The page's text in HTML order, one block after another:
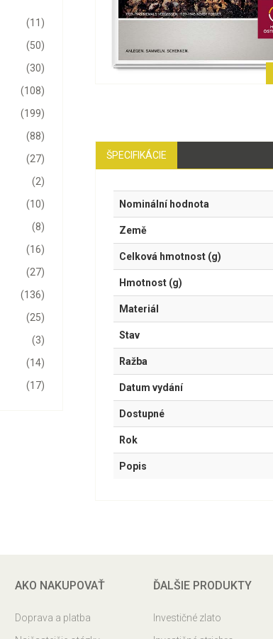
(11)
(50)
(30)
(108)
(199)
(88)
(27)
(2)
(10)
(8)
(16)
(27)
(136)
(25)
(3)
(14)
(17)
ŠPECIFIKÁCIE
Nominální hodnota
Země
Celková hmotnost (g)
Hmotnost (g)
Materiál
Stav
Ražba
Datum vydání
Dostupné
Rok
Popis
AKO NAKUPOVAŤ
Doprava a platba
ĎALŠIE PRODUKTY
Investičné zlato